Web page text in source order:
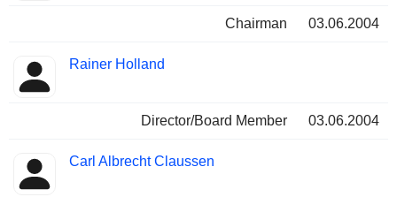
Chairman 03.06.2004
Rainer Holland
Director/Board Member 03.06.2004
Carl Albrecht Claussen